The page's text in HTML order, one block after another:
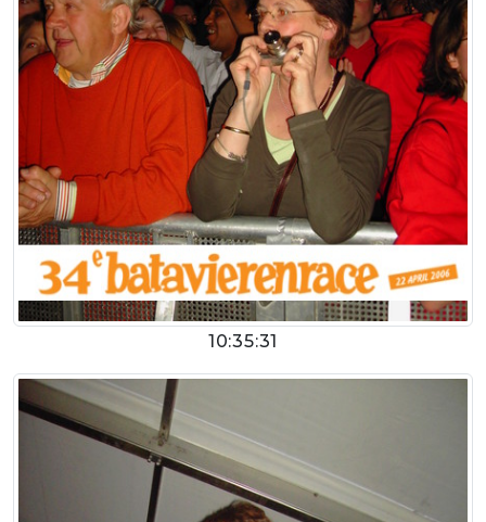
10:35:31